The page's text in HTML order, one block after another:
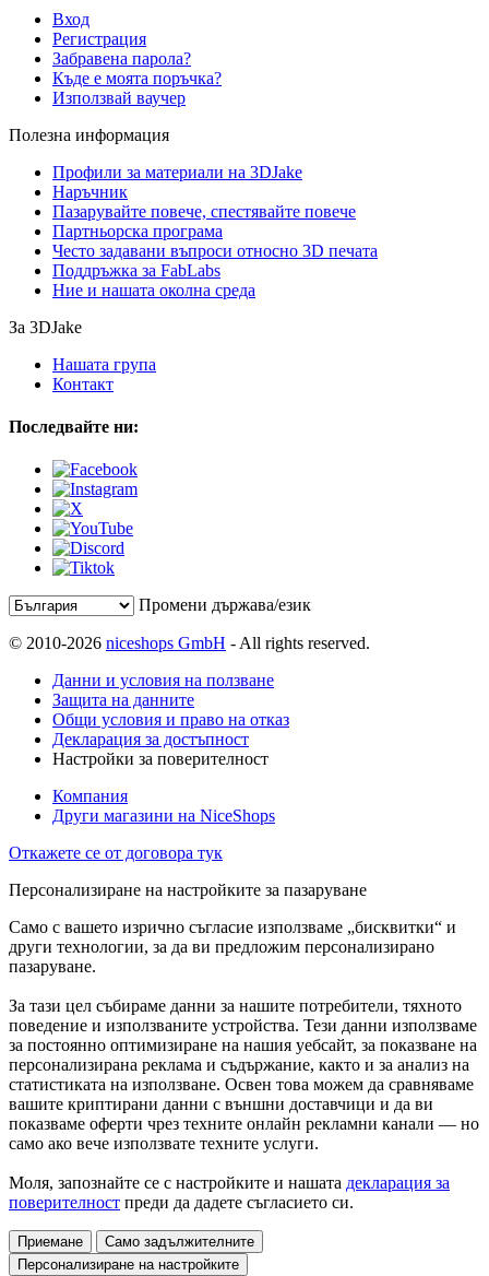
Вход
Регистрация
Забравена парола?
Къде е моята поръчка?
Използвай ваучер
Полезна информация
Профили за материали на 3DJake
Наръчник
Пазарувайте повече, спестявайте повече
Партньорска програма
Често задавани въпроси относно 3D печата
Поддръжка за FabLabs
Ние и нашата околна среда
За 3DJake
Нашата група
Контакт
Последвайте ни:
Промени държава/език
© 2010-2026 niceshops GmbH - All rights reserved.
Данни и условия на ползване
Защита на данните
Общи условия и право на отказ
Декларация за достъпност
Настройки за поверителност
Компания
Други магазини на NiceShops
Откажете се от договора тук
Персонализиране на настройките за пазаруване
Само с вашето изрично съгласие използваме „бисквитки“ и
други технологии, за да ви предложим персонализирано
пазаруване.
За тази цел събираме данни за нашите потребители, тяхното
поведение и използваните устройства. Тези данни използваме
за постоянно оптимизиране на нашия уебсайт, за показване на
персонализирана реклама и съдържание, както и за анализ на
статистиката на използване. Освен това можем да сравняваме
вашите криптирани данни с външни доставчици и да ви
показваме оферти чрез техните онлайн рекламни канали — но
само ако вече използвате техните услуги.
Моля, запознайте се с настройките и нашата декларация за
поверителност преди да дадете съгласието си.
Приемане
Само задължителните
Персонализиране на настройките